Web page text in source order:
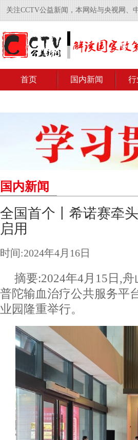
关注CCTV公益新闻，本网站与央视网、
首页 国内新闻
国内新闻
全国首个丨希诺赛牵
启用
时间:2024年4月16日
摘要:2024年4月15日,
普陀输血治疗公共服务平
业园隆重举行。